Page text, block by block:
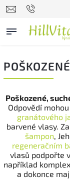
Poškozené,
Odpovědí
granátového
barvené vlasy.
šampon,
regeneračním
vlasů podpořte
například komplex
a dokonce